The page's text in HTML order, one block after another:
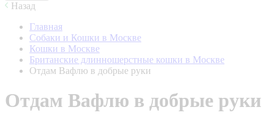
Назад
Главная
Собаки и Кошки в Москве
Кошки в Москве
Британские длинношерстные кошки в Москве
Отдам Вафлю в добрые руки
Отдам Вафлю в добрые руки